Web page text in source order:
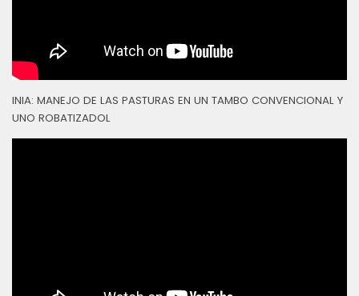
INIA: MANEJO DE LAS PASTURAS EN UN TAMBO CONVENCIONAL Y
UNO ROBATIZADOL